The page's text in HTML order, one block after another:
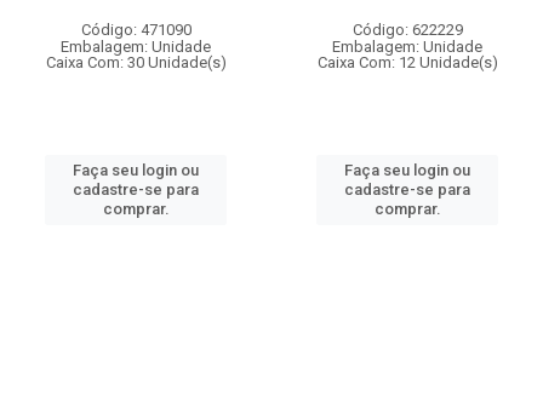
Código: 471090
Embalagem: Unidade
Caixa Com: 30 Unidade(s)
Faça seu login ou
cadastre-se para
comprar.
Código: 622229
Embalagem: Unidade
Caixa Com: 12 Unidade(s)
Faça seu login ou
cadastre-se para
comprar.